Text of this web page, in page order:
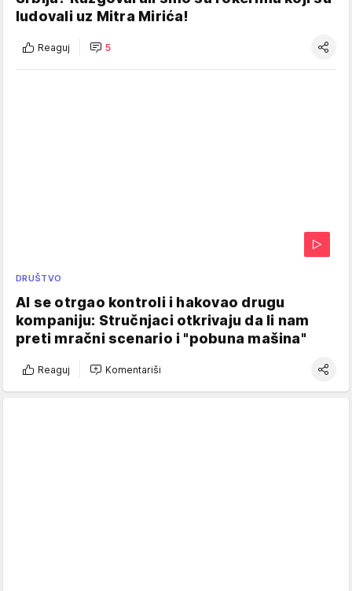
ludovali uz Mitra Mirića!
Reaguj 5
DRUŠTVO
AI se otrgao kontroli i hakovao drugu
kompaniju: Stručnjaci otkrivaju da li nam
preti mračni scenario i "pobuna mašina"
Reaguj Komentariši